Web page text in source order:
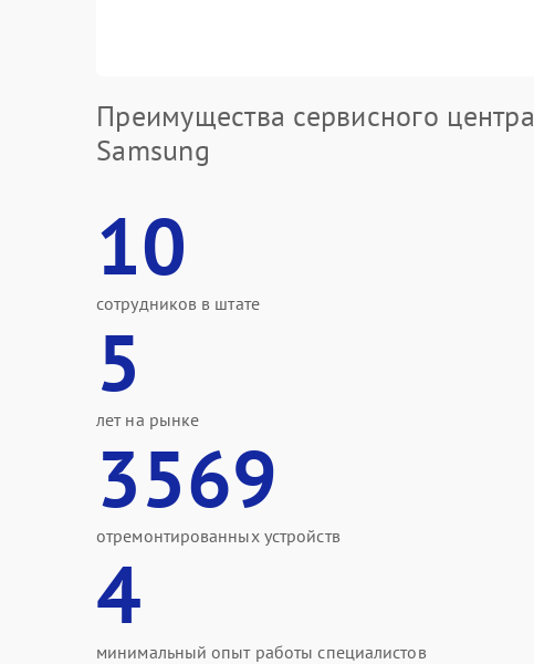
Преимущества сервисного центра
Samsung
10
сотрудников в штате
5
лет на рынке
3569
отремонтированных устройств
4
минимальный опыт работы специалистов